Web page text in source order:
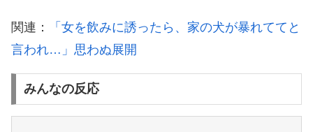
関連：
「女を飲みに誘ったら、家の犬が暴れててと
言われ…」思わぬ展開
みんなの反応